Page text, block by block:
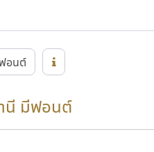
อนต์
นี มีฟอนต์